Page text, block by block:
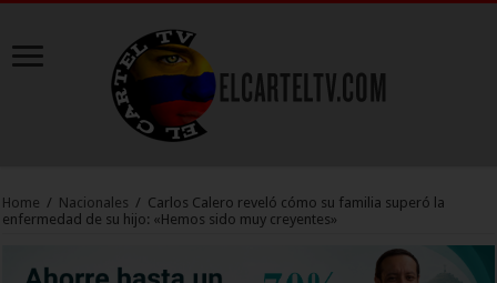
Home / Nacionales / Carlos Calero reveló cómo su familia superó la
enfermedad de su hijo: «Hemos sido muy creyentes»